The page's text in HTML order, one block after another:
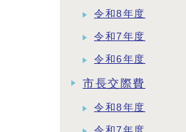
令和8年度
令和7年度
令和6年度
市長交際費
令和8年度